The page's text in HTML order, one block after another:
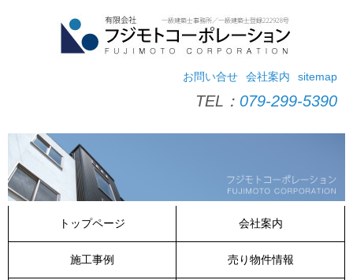
sitemap
会社案内
お問い合せ
TEL： 079-299-5390
トップページ 会社案内
施工事例 売り物件情報